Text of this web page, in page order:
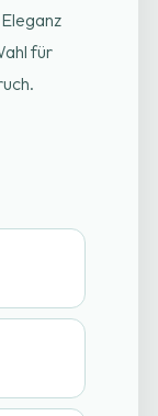
für